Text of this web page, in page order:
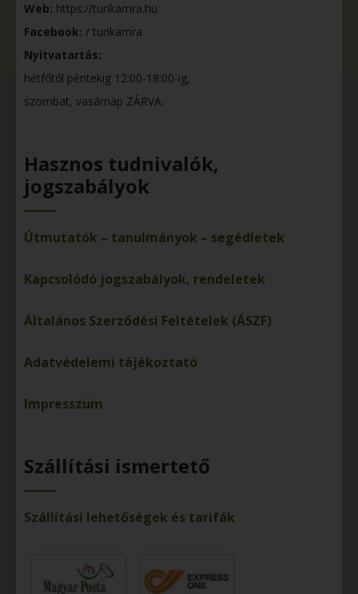
Web: https://turikamra.hu
Facebook: / turikamra
Nyitvatartás:
hétfőtől péntekig 12:00-18:00-ig,
szombat, vasárnap ZÁRVA.
Hasznos tudnivalók,
jogszabályok
Útmutatók – tanulmányok – segédletek
Kapcsolódó jogszabályok, rendeletek
Általános Szerződési Feltételek (ÁSZF)
Adatvédelemi tájékoztató
Impresszum
Szállítási ismertető
Szállítási lehetőségek és tarifák